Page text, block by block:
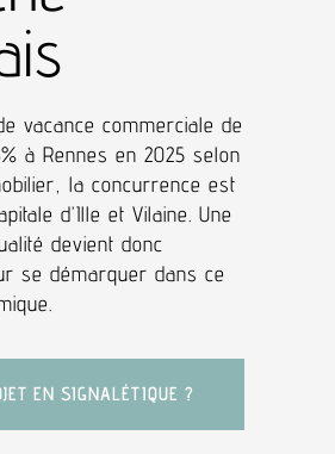
vacance commerciale de
à Rennes en 2025 selon
la concurrence est
d’Ille et Vilaine. Une
devient donc
se démarquer dans ce
EN SIGNALÉTIQUE ?